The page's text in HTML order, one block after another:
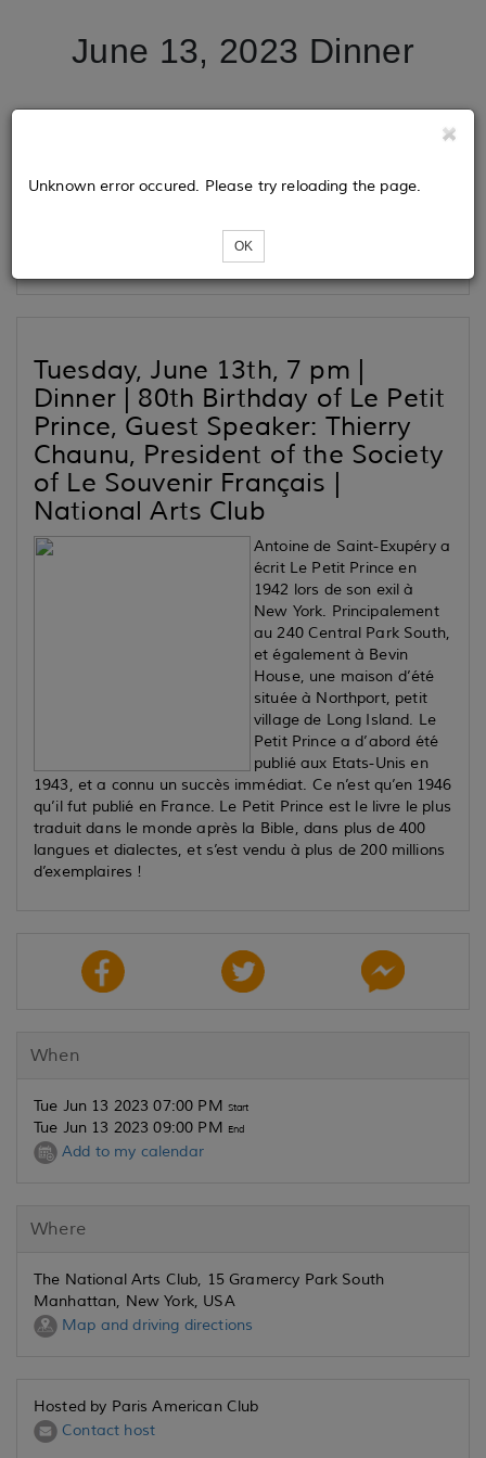
June 13, 2023 Dinner
Loading...
Unknown error occured. Please try reloading the page.
OK
Tuesday, June 13th, 7 pm |
Dinner | 80th Birthday of Le Petit
Prince, Guest Speaker: Thierry
Chaunu, President of the Society
of Le Souvenir Français |
National Arts Club
Antoine de Saint-Exupéry a
écrit Le Petit Prince en
1942 lors de son exil à
New York. Principalement
au 240 Central Park South,
et également à Bevin
House, une maison d’été
située à Northport, petit
village de Long Island. Le
Petit Princea d’abord été
publié aux Etats-Unis en
1943, et a connu un succès immédiat. Ce n’est qu’en 1946
qu’il fut publié en France. Le Petit Prince est le livre le plus
traduit dans le monde après la Bible, dans plus de 400
langues et dialectes, et s’est vendu à plus de 200 millions
d’exemplaires !
When
Tue Jun 13 2023 07:00 PM Start
Tue Jun 13 2023 09:00 PM End
Add to my calendar
Where
The National Arts Club, 15 Gramercy Park South
Manhattan, New York, USA
Map and driving directions
Hosted by Paris American Club
Contact host